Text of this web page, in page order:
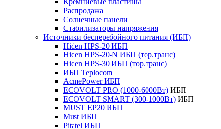
Распродажа
Солнечные панели
Стабилизаторы напряжения
Источники бесперебойного питания (ИБП)
Hiden HPS-20 ИБП
Hiden HPS-20-N ИБП (тор.транс)
Hiden HPS-30 ИБП (тор.транс)
ИБП Teplocom
AcmePower ИБП
ECOVOLT PRO (1000-6000Вт) ИБП
ECOVOLT SMART (300-1000Вт) ИБП
MUST EP20 ИБП
Must ИБП
Pitatel ИБП